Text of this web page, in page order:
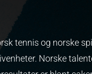
tennis og norske
Norske